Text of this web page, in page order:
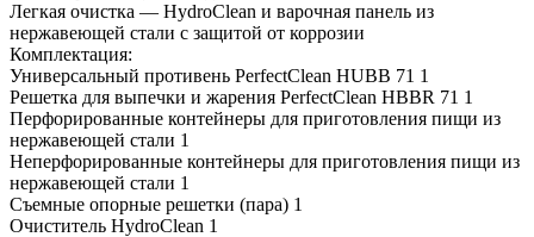
Легкая очистка — HydroClean и варочная панель из
нержавеющей стали с защитой от коррозии
Комплектация:
Универсальный противень PerfectClean HUBB 71 1
Решетка для выпечки и жарения PerfectClean HBBR 71 1
Перфорированные контейнеры для приготовления пищи из
нержавеющей стали 1
Неперфорированные контейнеры для приготовления пищи из
нержавеющей стали 1
Съемные опорные решетки (пара) 1
Очиститель HydroClean 1